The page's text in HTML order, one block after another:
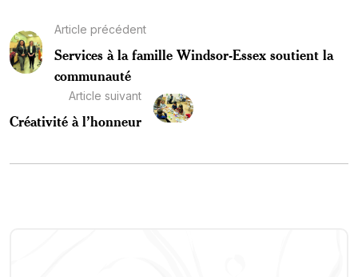
Article précédent
Services à la famille Windsor-Essex soutient la
communauté
Article suivant
Créativité à l’honneur